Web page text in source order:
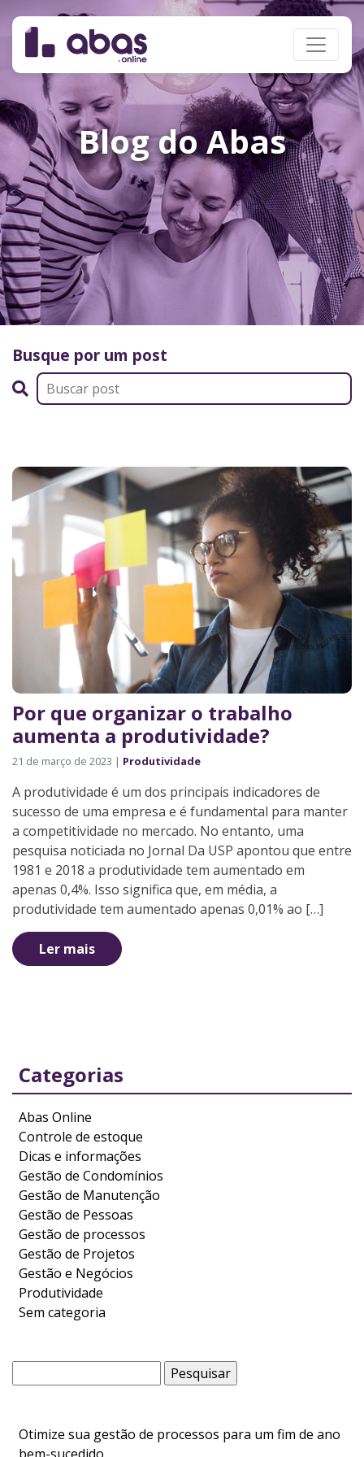
Blog do Abas
Busque por um post
Por que organizar o trabalho
aumenta a produtividade?
21 de março de 2023 | Produtividade
A produtividade é um dos principais indicadores de
sucesso de uma empresa e é fundamental para manter
a competitividade no mercado. No entanto, uma
pesquisa noticiada no Jornal Da USP apontou que entre
1981 e 2018 a produtividade tem aumentado em
apenas 0,4%. Isso significa que, em média, a
produtividade tem aumentado apenas 0,01% ao […]
Ler mais
Categorias
Abas Online
Controle de estoque
Dicas e informações
Gestão de Condomínios
Gestão de Manutenção
Gestão de Pessoas
Gestão de processos
Gestão de Projetos
Gestão e Negócios
Produtividade
Sem categoria
por:
Otimize sua gestão de processos para um fim de ano